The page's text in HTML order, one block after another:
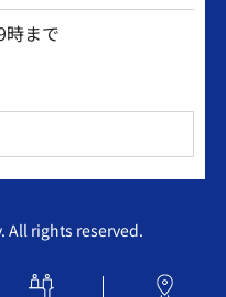
まで
All rights reserved.